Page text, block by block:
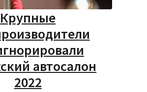
Крупные
автосалон
2022